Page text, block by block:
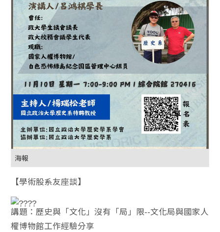
海報
【學術股系友座談】
講題：歷史與「文化」沒有「局」限--文化局與國家人
權博物館工作經驗分享